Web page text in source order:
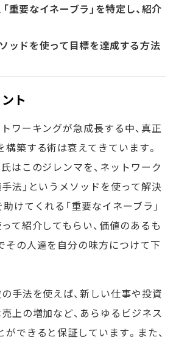
重要なイネーブラ」を特定し、紹介
ソッドを使って目標を達成する方法
ト
ワーキングが急成長する中、真正
築する術は衰えてきています。
はこのジレンマを、ネットワーク
法」というメソッドを使って解決
けてくれる「重要なイネーブラ」
て紹介してもらい、価値のあるも
その人達を自分の味方につけて下
手法を使えば、新しい仕事や投資
上の増加など、あらゆるビジネス
できると保証しています。また、